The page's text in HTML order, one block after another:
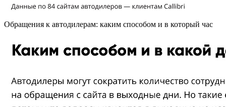
Обращения к автодилерам: каким способом и в который час